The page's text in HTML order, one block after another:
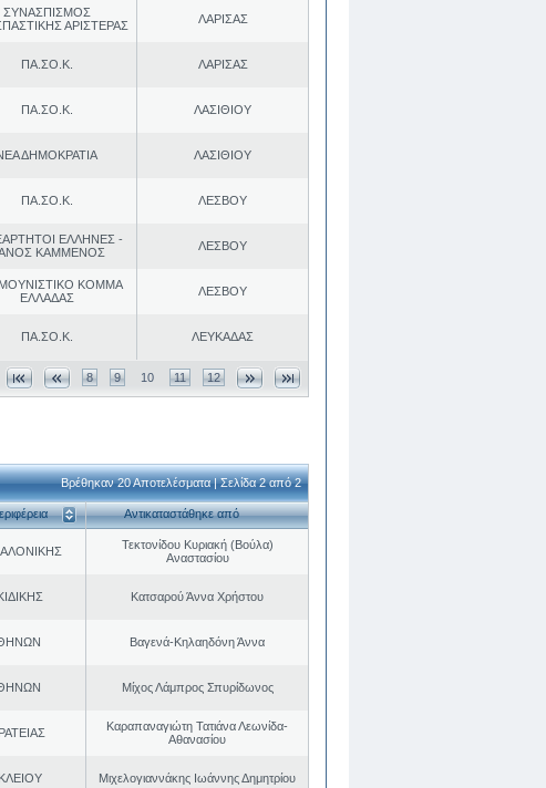
ΣΥΝΑΣΠΙΣΜΟΣ
ΑΡΙΣΤΕΡΑΣ
ΛΑΡΙΣΑΣ
ΠΑ.ΣΟ.Κ. ΛΑΡΙΣΑΣ
ΠΑ.ΣΟ.Κ. ΛΑΣΙΘΙΟΥ
ΔΗΜΟΚΡΑΤΙΑ ΛΑΣΙΘΙΟΥ
ΠΑ.ΣΟ.Κ. ΛΕΣΒΟΥ
ΕΛΛΗΝΕΣ -
ΚΑΜΜΕΝΟΣ
ΛΕΣΒΟΥ
ΚΟΜΜΑ
ΕΛΛΑΔΑΣ
ΛΕΣΒΟΥ
ΠΑ.ΣΟ.Κ. ΛΕΥΚΑΔΑΣ
8 9 10 11 12
Βρέθηκαν 20 Αποτελέσματα | Σελίδα 2 από 2
Αντικαταστάθηκε από
Τεκτονίδου Κυριακή (Βούλα)
Αναστασίου
Κατσαρού Άννα Χρήστου
Βαγενά-Κηλαηδόνη Άννα
Μίχος Λάμπρος Σπυρίδωνος
Καραπαναγιώτη Τατιάνα Λεωνίδα-
Αθανασίου
Μιχελογιαννάκης Ιωάννης Δημητρίου